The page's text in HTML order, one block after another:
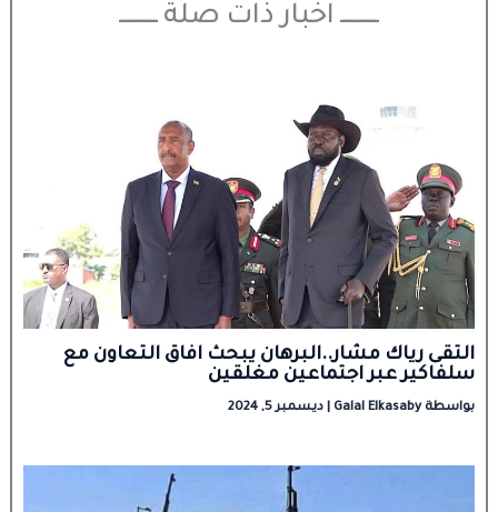
ـــــــــــ اخبار ذات صلة ـــــــــــ
التقى رياك مشار..البرهان يبحث افاق التعاون مع
سلفاكير عبر اجتماعين مغلقين
بواسطة Galal Elkasaby ديسمبر 5, 2024